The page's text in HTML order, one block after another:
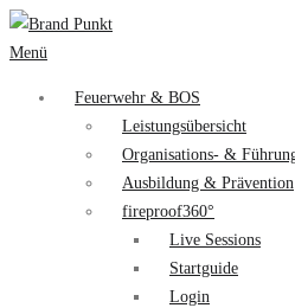
Menü
Feuerwehr & BOS
Leistungsübersicht
Organisations- &
Ausbildung & Prävention
fireproof360°
Live Sessions
Startguide
Login